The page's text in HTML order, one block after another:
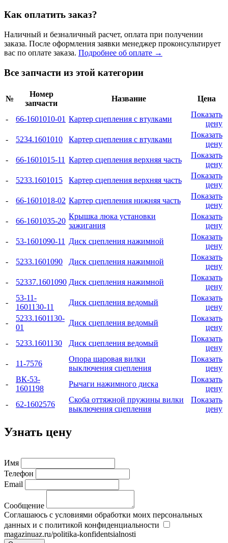
Как оплатить заказ?
Наличный и безналичный расчет, оплата при получении
заказа. После оформления заявки менеджер проконсультирует
вас по оплате заказа. Подробнее об оплате →
Все запчасти из этой категории
№
Номер
запчасти
Название Цена
- 66-1601010-01 Картер сцепления с втулками
Показать
цену
-
5234.1601010 Картер сцепления с втулками
Показать
цену
-
66-1601015-11 Картер сцепления верхняя часть
Показать
цену
-
5233.1601015 Картер сцепления верхняя часть
Показать
цену
-
66-1601018-02 Картер сцепления нижняя часть
Показать
цену
-
66-1601035-20
Крышка люка установки
зажигания
Показать
цену
-
53-1601090-11 Диск сцепления нажимной
Показать
цену
-
5233.1601090 Диск сцепления нажимной
Показать
цену
-
52337.1601090 Диск сцепления нажимной
Показать
цену
-
53-11-
1601130-11
Диск сцепления ведомый
Показать
цену
-
5233.1601130-
01
Диск сцепления ведомый
Показать
цену
-
5233.1601130 Диск сцепления ведомый
Показать
цену
-
11-7576
Опора шаровая вилки
выключения сцепления
Показать
цену
-
ВК-53-
1601198
Рычаги нажимного диска
Показать
цену
-
62-1602576
Скоба оттяжной пружины вилки
выключения сцепления
Показать
цену
Узнать цену
Имя
Телефон
Email
Сообщение
Соглашаюсь с условиями обработки моих персональных
данных и с политикой конфиденциальности
magazinuaz.ru/politika-konfidentsialnosti